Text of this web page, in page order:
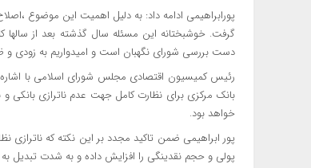
پورابراهیمی ادامه داد: به دلیل اهمیت این موضوع
گرفت. خوشبختانه این مسئله سال گذشته بعد از
دست بررسی شورای نگهبان است و امیدواریم به زودی و
رئیس کمیسیون اقتصادی مجلس شورای اسلامی با اشاره
بانک مرکزی برای نظارت کامل جهت عدم ناترازی بانکی و
خواهد بود.
پور ابراهیمی ضمن تاکید مجدد بر این نکته که ناترازی
پولی و حجم نقدینگی را افزایش داده و به شدت تبدیل